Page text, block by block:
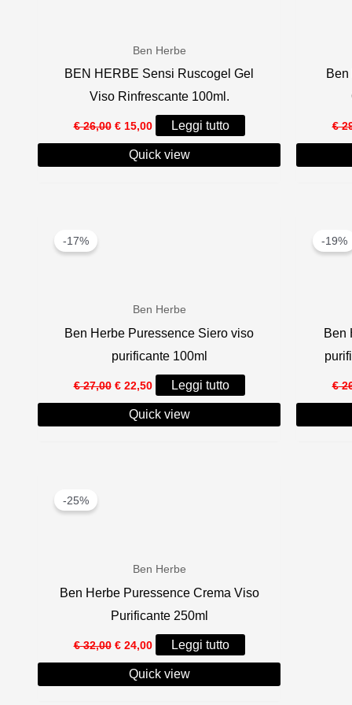
Ben Herbe
BEN HERBE Sensi Ruscogel Gel
Viso Rinfrescante 100ml.
€26,00 Il
prezzo
originale
era:
€15,00Il
prezzo
attuale
è:
Leggi tutto
Quick view
€
-17%
Ben Herbe
Ben Herbe Puressence Siero viso
purificante 100ml
€27,00 Il
prezzo
originale
era:
€22,50Il
prezzo
attuale
è:
Leggi tutto
Quick view
-19%
Ben
€
-25%
Ben Herbe
Ben Herbe Puressence Crema Viso
Purificante 250ml
€32,00 Il
prezzo
originale
era:
€24,00Il
prezzo
attuale
è:
Leggi tutto
Quick view